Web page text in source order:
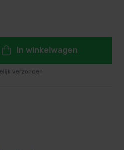
In winkelwagen
verzonden